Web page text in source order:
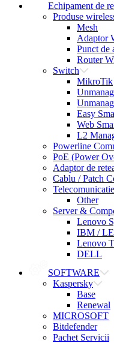
Echipament de
Produse
Mesh
Adaptor
Punct de
Router
Switch
MikroTik
Easy
Web
L2
Powerline
PoE (Power
Adaptor de
Cablu / Patch
Telecomunicatie
Other
Server &
Lenovo
IBM /
Lenovo
DELL
SOFTWARE
Kaspersky
Base
Renewal
MICROSOFT
Bitdefender
Pachet Servicii